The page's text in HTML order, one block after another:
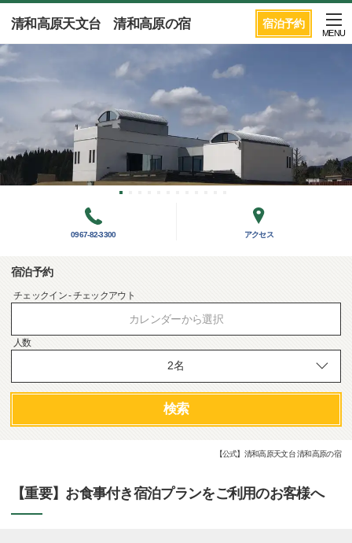
宿泊予約
清和高原天文台 清和高原の宿
MENU
0967-82-3300 アクセス
宿泊予約
チェックイン - チェックアウト
カレンダーから選択
人数
検索
【公式】清和高原天文台 清和高原の宿
【重要】お食事付き宿泊プランをご利用のお客様へ